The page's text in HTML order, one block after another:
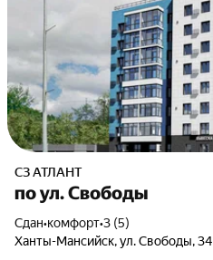
СЗ АТЛАНТ
по ул. Свободы
Сдан•комфорт•3 (5)
Ханты-Мансийск, ул. Свободы, 34